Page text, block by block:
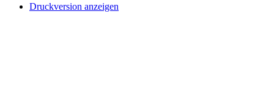
Druckversion anzeigen